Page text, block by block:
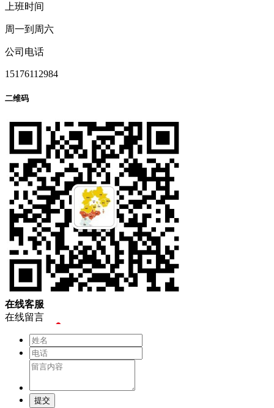
上班时间
周一到周六
公司电话
15176112984
二维码
在线客服
在线留言
提交